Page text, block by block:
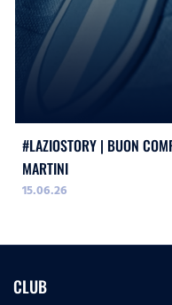
#LAZIOSTORY | BUON
MARTINI
15.06.26
CLUB